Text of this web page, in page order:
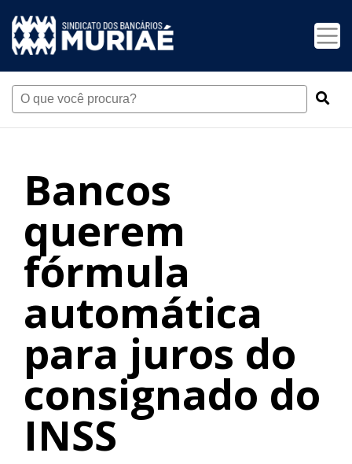
Bancos
querem
fórmula
automática
para juros do
consignado do
INSS